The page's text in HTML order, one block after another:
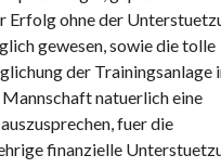
Erfolg ohne der
gewesen, sowie die tolle
der Trainingsanlage
natuerlich eine
fuer die
finanzielle